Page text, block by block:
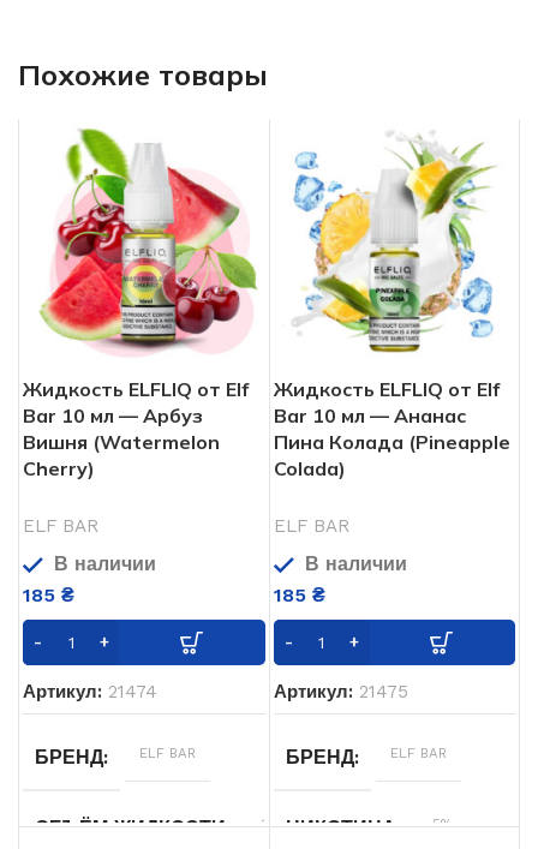
Похожие товары
Жидкость ELFLIQ от Elf
Bar 10 мл — Арбуз
Вишня (Watermelon
Cherry)
ELF BAR
В наличии
185 ₴
Артикул: 21474
БРЕНД ELF BAR
ОБЪЁМ ЖИДКОСТИ
10
Жидкость ELFLIQ от Elf
Bar 10 мл — Ананас
Пина Колада (Pineapple
Colada)
ELF BAR
В наличии
185 ₴
Артикул: 21475
БРЕНД ELF BAR
НИКОТИНА 5%